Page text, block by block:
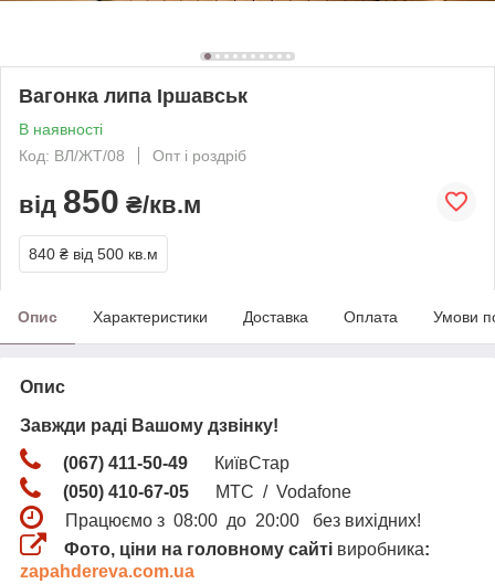
Вагонка липа Іршавськ
В наявності
Код: ВЛ/ЖТ/08
Опт і роздріб
від 850 ₴/кв.м
840 ₴ від 500 кв.м
Опис Характеристики Доставка Оплата Умови
Опис
Завжди раді Вашому дзвінку!
(067) 411-50-49
КиївСтар
(050) 410-67-05
МТС / Vodafone
Працюємо з 08:00 до 20:00 без вихідних!
Фото, ціни на головному сайті виробника:
zapahdereva.com.ua